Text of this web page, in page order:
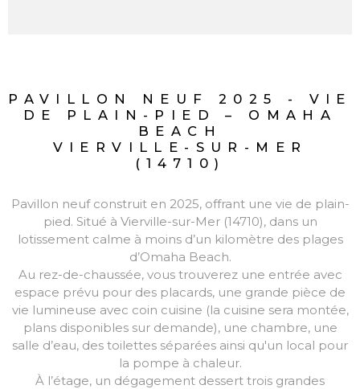
PAVILLON NEUF 2025 - VIE
DE PLAIN-PIED – OMAHA
BEACH
VIERVILLE-SUR-MER
(14710)
Pavillon neuf construit en 2025, offrant une vie de plain-
pied. Situé à Vierville-sur-Mer (14710), dans un
lotissement calme à moins d’un kilomètre des plages
d’Omaha Beach.
Au rez-de-chaussée, vous trouverez une entrée avec
espace prévu pour des placards, une grande pièce de
vie lumineuse avec coin cuisine (la cuisine sera montée,
plans disponibles sur demande), une chambre, une
salle d’eau, des toilettes séparées ainsi qu'un local pour
la pompe à chaleur.
À l’étage, un dégagement dessert trois grandes